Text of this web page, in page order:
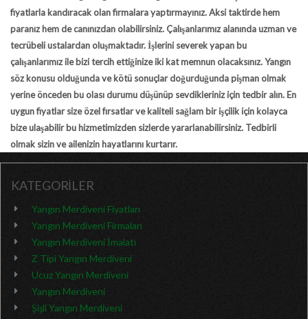
fiyatlarla kandıracak olan firmalara yaptırmayınız. Aksi taktirde hem
paranız hem de canınızdan olabilirsiniz. Çalışanlarımız alanında uzman ve
tecrübeli ustalardan oluşmaktadır. İşlerini severek yapan bu
çalışanlarımız ile bizi tercih ettiğinize iki kat memnun olacaksınız. Yangın
söz konusu olduğunda ve kötü sonuçlar doğurduğunda pişman olmak
yerine önceden bu olası durumu düşünüp sevdikleriniz için tedbir alın. En
uygun fiyatlar size özel fırsatlar ve kaliteli sağlam bir işçilik için kolayca
bize ulaşabilir bu hizmetimizden sizlerde yararlanabilirsiniz. Tedbirli
olmak sizin ve ailenizin hayatlarını kurtarır.
KATEGORİLER
Yangın Merdiveni Fiyatları
Yangın Merdiveni Firmaları
Yangın Merdiveni İmalatı
Z Tipi Yangın Merdiveni
Ucuz Yangın Merdiveni
Yangın Merdiveni
Şişli Yangın Merdiveni